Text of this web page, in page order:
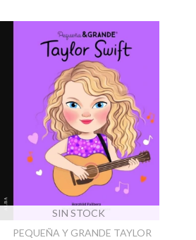
SIN STOCK
PEQUEÑA Y GRANDE TAYLOR